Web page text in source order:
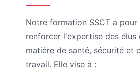
Notre formation SSCT a
renforcer l'expertise des élus
matière de santé, sécurité et
travail. Elle vise à :